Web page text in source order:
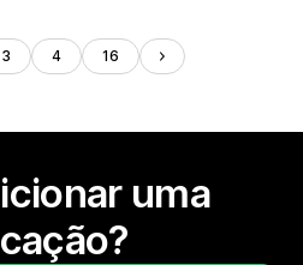
3 4 16
uma